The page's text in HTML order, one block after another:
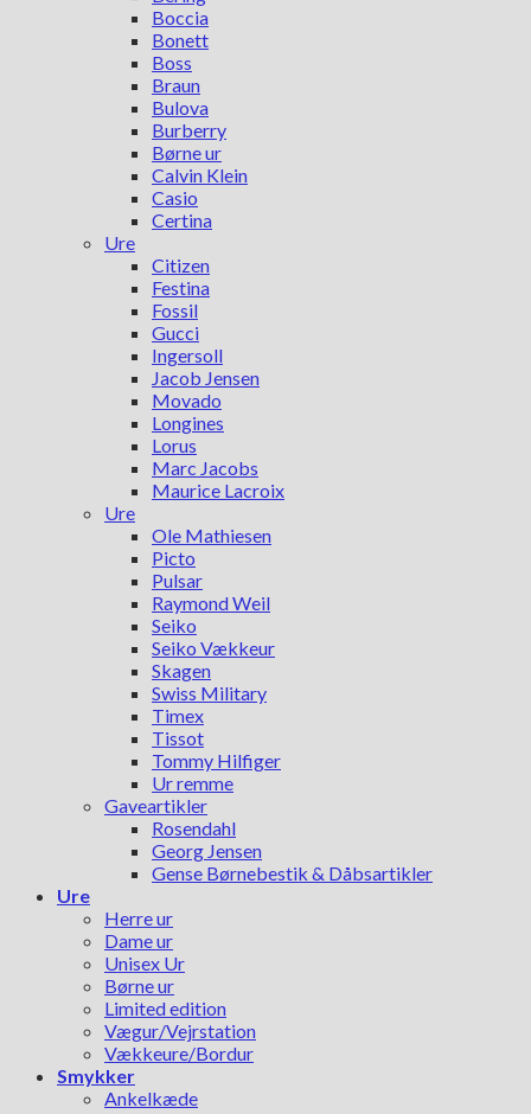
Boccia
Bonett
Boss
Braun
Bulova
Burberry
Børne ur
Calvin Klein
Casio
Certina
Ure
Citizen
Festina
Fossil
Gucci
Ingersoll
Jacob Jensen
Movado
Longines
Lorus
Marc Jacobs
Maurice Lacroix
Ure
Ole Mathiesen
Picto
Pulsar
Raymond Weil
Seiko
Seiko Vækkeur
Skagen
Swiss Military
Timex
Tissot
Tommy Hilfiger
Ur remme
Gaveartikler
Rosendahl
Georg Jensen
Gense Børnebestik & Dåbsartikler
Ure
Herre ur
Dame ur
Unisex Ur
Børne ur
Limited edition
Vægur/Vejrstation
Vækkeure/Bordur
Smykker
Ankelkæde